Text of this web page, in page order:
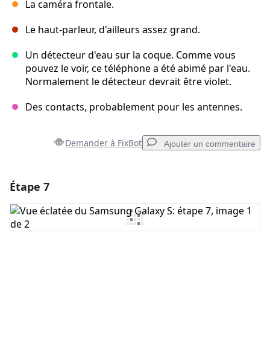
La caméra frontale.
Le haut-parleur, d'ailleurs assez grand.
Un détecteur d'eau sur la coque. Comme vous
pouvez le voir, ce téléphone a été abimé par l'eau.
Normalement le détecteur devrait être violet.
Des contacts, probablement pour les antennes.
Demander à FixBot Ajouter un commentaire
Ajouter un commentaire
Étape 7